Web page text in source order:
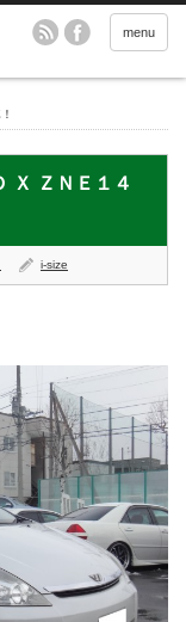
menu
Ｘ ＺＮＥ１４
i-size